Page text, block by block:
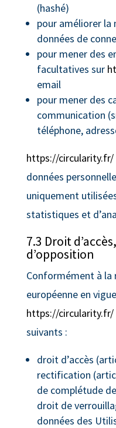
(hashé)
pour améliorer la
données de
pour mener des
facultatives sur
email
pour mener des
communication
téléphone,
https://circularity.fr/
données
uniquement
statistiques et
7.3 Droit
d’opposition
Conformément à
européenne en
https://circularity.fr/
suivants :
droit d’accès
rectification
de complétude
droit de
données des